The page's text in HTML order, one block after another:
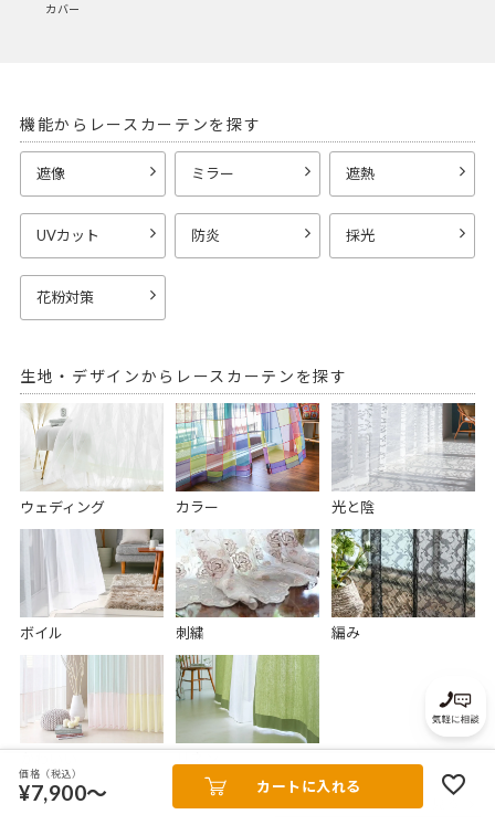
カバー
機能からレースカーテンを探す
遮像 ミラー 遮熱
UVカット 防炎 採光
花粉対策
生地・デザインからレースカーテンを探す
ウェディング カラー 光と陰
ボイル 刺繍 編み
レースカーテンをもっと見る
価格（税込）
¥7,900～ カートに入れる